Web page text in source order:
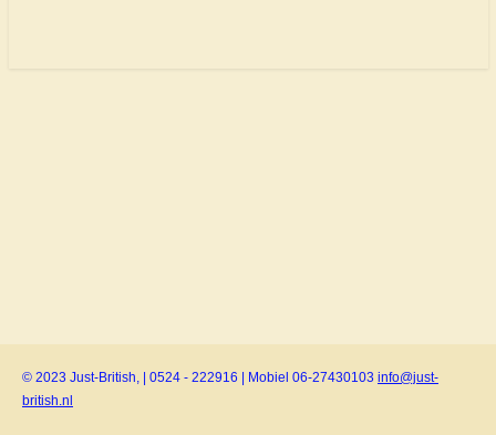
© 2023 Just-British, | 0524 - 222916 | Mobiel 06-27430103 info@just-
british.nl